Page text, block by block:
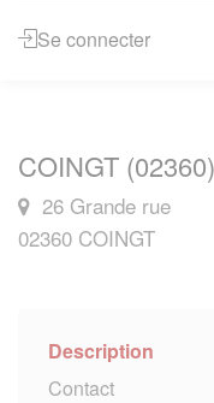
Se connecter
COINGT (02360)
26 Grande rue
02360 COINGT
Description
Contact